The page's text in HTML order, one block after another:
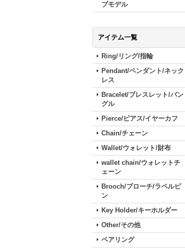
プモデル
アイテム一覧
Ring/リング/指輪
Pendant/ペンダント/ネック
レス
Bracelet/ブレスレット/バン
グル
Pierce/ピアス/イヤーカフ
Chain/チェーン
Wallet/ウォレット/財布
wallet chain/ウォレットチ
ェーン
Brooch/ブローチ/ラペルピ
ン
Key Holder/キーホルダー
Other/その他
ペアリング